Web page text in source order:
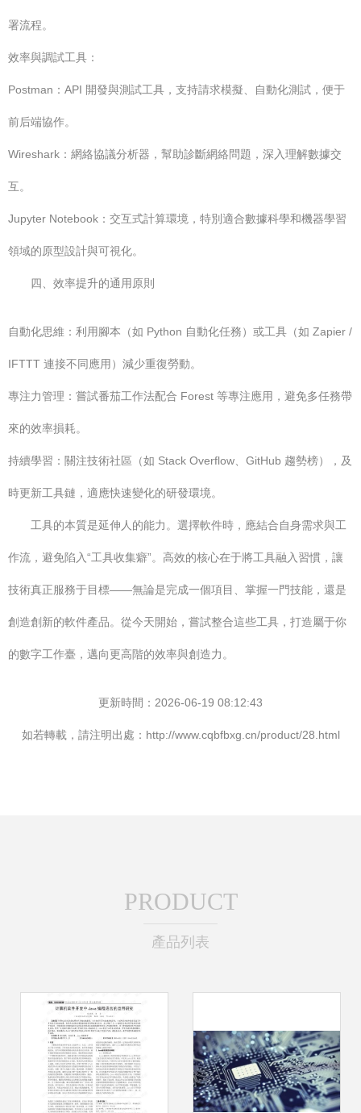
署流程。
效率與調試工具：
Postman：API 開發與測試工具，支持請求模擬、自動化測試，便于
前后端協作。
Wireshark：網絡協議分析器，幫助診斷網絡問題，深入理解數據交
互。
Jupyter Notebook：交互式計算環境，特別適合數據科學和機器學習
領域的原型設計與可視化。
四、效率提升的通用原則
自動化思維：利用腳本（如 Python 自動化任務）或工具（如 Zapier /
IFTTT 連接不同應用）減少重復勞動。
專注力管理：嘗試番茄工作法配合 Forest 等專注應用，避免多任務帶
來的效率損耗。
持續學習：關注技術社區（如 Stack Overflow、GitHub 趨勢榜），及
時更新工具鏈，適應快速變化的研發環境。
工具的本質是延伸人的能力。選擇軟件時，應結合自身需求與工
作流，避免陷入“工具收集癖”。高效的核心在于將工具融入習慣，讓
技術真正服務于目標——無論是完成一個項目、掌握一門技能，還是
創造創新的軟件產品。從今天開始，嘗試整合這些工具，打造屬于你
的數字工作臺，邁向更高階的效率與創造力。
更新時間：2026-06-19 08:12:43
如若轉載，請注明出處：http://www.cqbfbxg.cn/product/28.html
PRODUCT
產品列表